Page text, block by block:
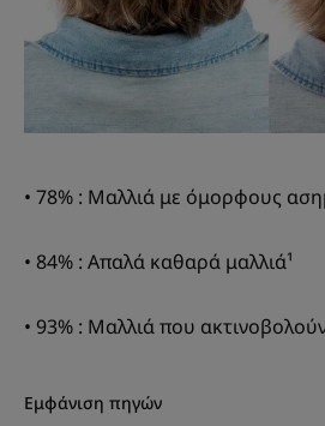
• 78% : Μαλλιά με όμορφους
• 84% : Απαλά καθαρά μαλλιά¹
• 93% : Μαλλιά που
Εμφάνιση πηγών